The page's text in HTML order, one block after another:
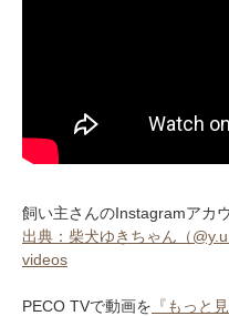
飼い主さんのInstagramアカ
出典：柴犬ゆきちゃん（
videos
PECO TVで動画を 『もっと見